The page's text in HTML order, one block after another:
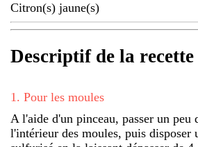
Citron(s) jaune(s)
Descriptif de la recette
1 . Pour les moules
A l'aide d'un pinceau, passer un peu
l'intérieur des moules, puis disposer